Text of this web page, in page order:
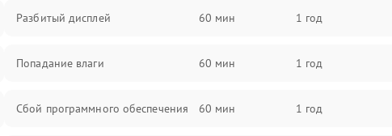
Разбитый дисплей 60 мин 1 год
Попадание влаги 60 мин 1 год
Сбой программного обеспечения 60 мин 1 год